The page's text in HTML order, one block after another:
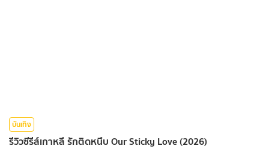
บันเทิง
รีวิวซีรีส์เกาหลี รักติดหนึบ Our Sticky Love (2026)